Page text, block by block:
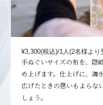
¥3,300(税込)/1人(2名様より
手ぬぐいサイズの布を、隠
め上げます。仕上げに、海
広げたときの思いもよらな
しょう。